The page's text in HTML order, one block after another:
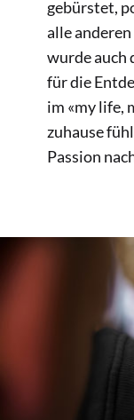
gebürstet,
alle
wurde auch
für die
im «my life,
zuhause
Passion